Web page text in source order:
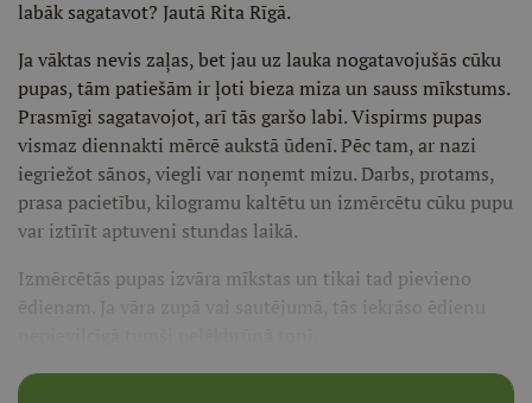
labāk sagatavot? Jautā Rita Rīgā.
Ja vāktas nevis zaļas, bet jau uz lauka nogatavojušās cūku
pupas, tām patiešām ir ļoti bieza miza un sauss mīkstums.
Prasmīgi sagatavojot, arī tās garšo labi. Vispirms pupas
vismaz diennakti mērcē aukstā ūdenī. Pēc tam, ar nazi
iegriežot sānos, viegli var noņemt mizu. Darbs, protams,
prasa pacietību, kilogramu kaltētu un izmērcētu cūku pupu
var iztīrīt aptuveni stundas laikā.
Izmērcētās pupas izvāra mīkstas un tikai tad pievieno
ēdienam. Ja vāra zupā vai sautējumā, tās iekrāso ēdienu